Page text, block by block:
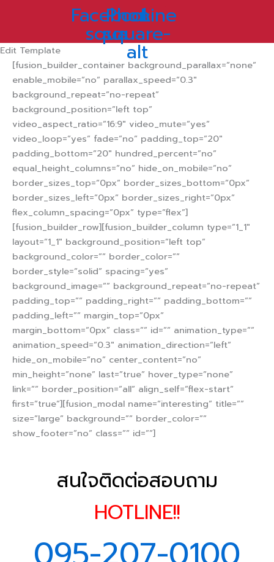
Facebook-
square
Phone-
square-
alt
Line
Edit Template
[fusion_builder_container background_parallax=”none”
enable_mobile=”no” parallax_speed=”0.3″
background_repeat=”no-repeat”
background_position=”left top”
video_aspect_ratio=”16:9″ video_mute=”yes”
video_loop=”yes” fade=”no” padding_top=”20″
padding_bottom=”20″ hundred_percent=”no”
equal_height_columns=”no” hide_on_mobile=”no”
border_sizes_top=”0px” border_sizes_bottom=”0px”
border_sizes_left=”0px” border_sizes_right=”0px”
flex_column_spacing=”0px” type=”flex”]
[fusion_builder_row][fusion_builder_column type=”1_1″
layout=”1_1″ background_position=”left top”
background_color=”” border_color=””
border_style=”solid” spacing=”yes”
background_image=”” background_repeat=”no-repeat”
padding_top=”” padding_right=”” padding_bottom=””
padding_left=”” margin_top=”0px”
margin_bottom=”0px” class=”” id=”” animation_type=””
animation_speed=”0.3″ animation_direction=”left”
hide_on_mobile=”no” center_content=”no”
min_height=”none” last=”true” hover_type=”none”
link=”” border_position=”all” align_self=”flex-start”
first=”true”][fusion_modal name=”interesting” title=””
size=”large” background=”” border_color=””
show_footer=”no” class=”” id=””]
สนใจติดต่อสอบถาม
HOTLINE!!